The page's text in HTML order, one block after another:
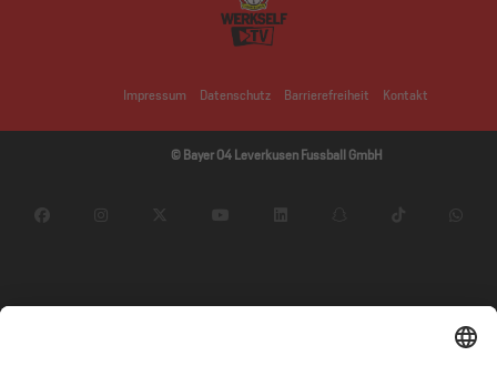
Impressum Datenschutz Barrierefreiheit Kontakt
© Bayer 04 Leverkusen Fussball GmbH